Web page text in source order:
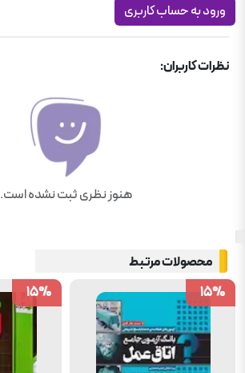
ورود به حساب کاربری
نظرات کاربران:
هنوز نظری ثبت نشده است.
محصولات مرتبط
15%
15%
15%
15%